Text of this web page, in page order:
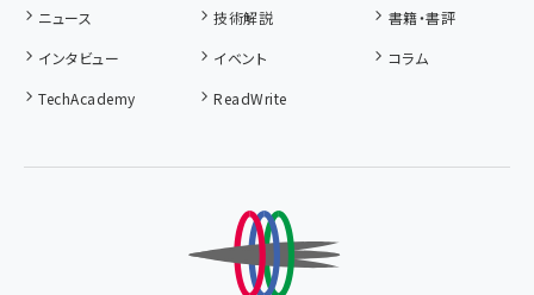
ニュース 技術解説
書籍・書評
インタビュー
イベント
コラム
TechAcademy
ReadWrite